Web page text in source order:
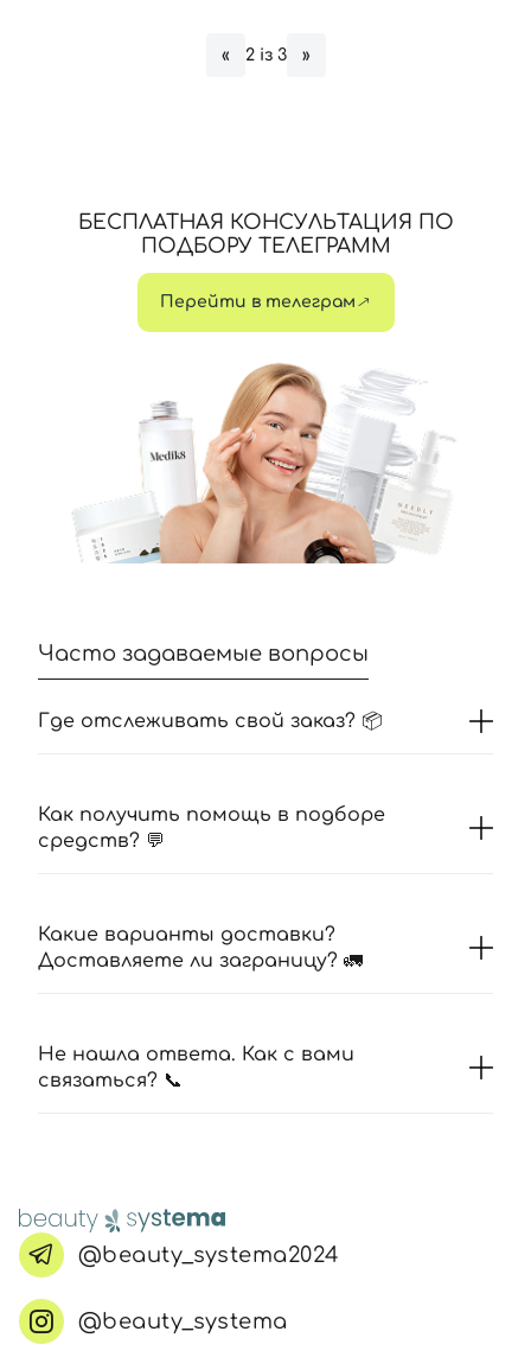
« 2 із 3 »
БЕСПЛАТНАЯ КОНСУЛЬТАЦИЯ ПО
ПОДБОРУ ТЕЛЕГРАММ
Перейти в телеграм
Часто задаваемые вопросы
Где отслеживать свой заказ? 📦
Как получить помощь в подборе
средств? 💬
Какие варианты доставки?
Доставляете ли заграницу? 🚛
Не нашла ответа. Как с вами
связаться? 📞
@beauty_systema2024
@beauty_systema